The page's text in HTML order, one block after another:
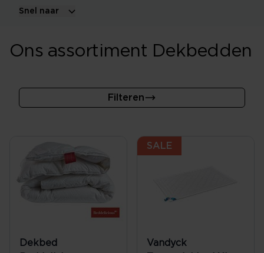
Snel naar
Ons assortiment Dekbedden
Filteren
Dekbed
SALE
Vandyck